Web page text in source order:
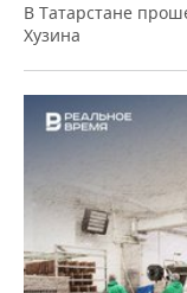
В Татарстане
Хузина